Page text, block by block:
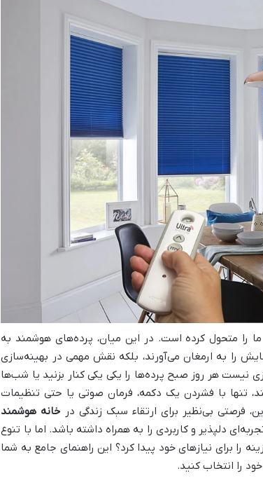
را متحول کرده است. در این میان، پرده‌های هوشمند به
را به ارمغان می‌آورند، بلکه نقش مهمی در بهینه‌سازی
نیست هر روز صبح پرده‌ها را یکی یکی کنار بزنید یا شب‌ها
تنها با فشردن یک دکمه، فرمان صوتی یا حتی تنظیمات
فرصتی بی‌نظیر برای ارتقاء سبک زندگی در خانه هوشمند
دلپذیر و کاربردی را به همراه داشته باشد. اما با تنوع
را برای نیازهای خود پیدا کرد؟ این راهنمای جامع به شما
را انتخاب کنید.